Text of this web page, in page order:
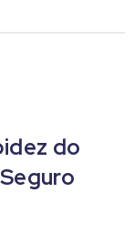
do